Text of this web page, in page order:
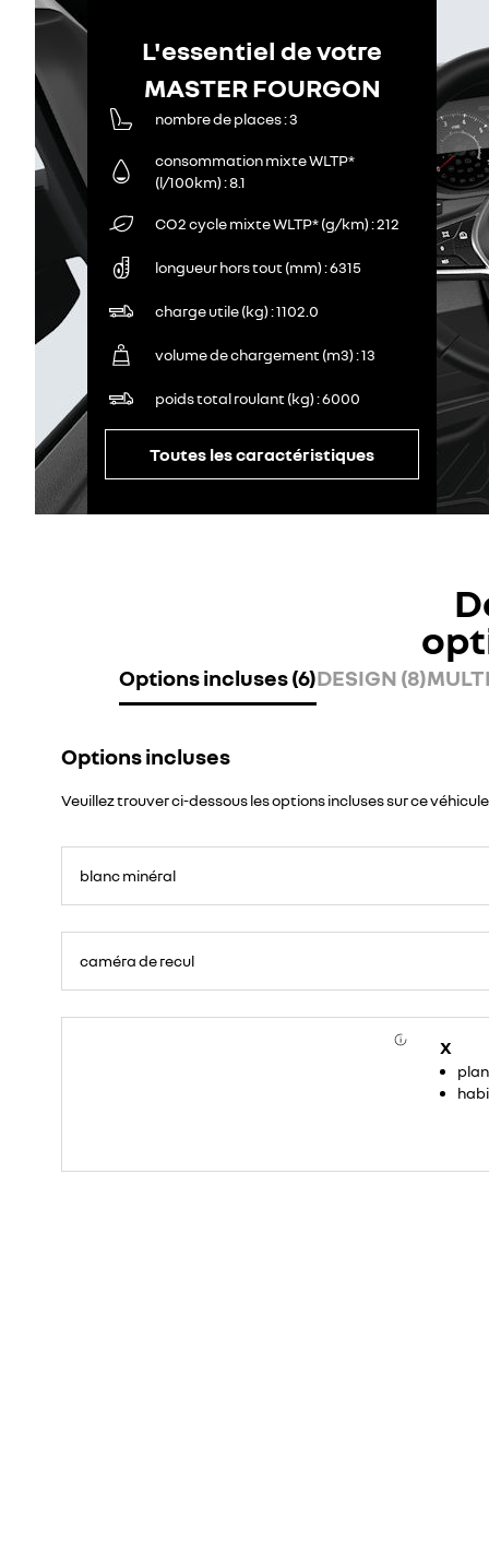
L'essentiel de votre
MASTER FOURGON
nombre de places 3
consommation mixte WLTP*
(l/100km) 8.1
CO2 cycle mixte WLTP* (g/km) 212
longueur hors tout (mm) 6315
charge utile (kg) 1102.0
volume de chargement (m3) 13
poids total roulant (kg) 6000
Toutes les caractéristiques
Options incluses (6)DESIGN (8)
Options incluses
Veuillez trouver ci-dessous les options incluses sur ce véhicule
blanc minéral
caméra de recul
X